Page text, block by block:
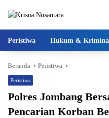
Peristiwa Hukum &
Beranda Peristiwa
Peristiwa
Polres Jombang
Pencarian Korban